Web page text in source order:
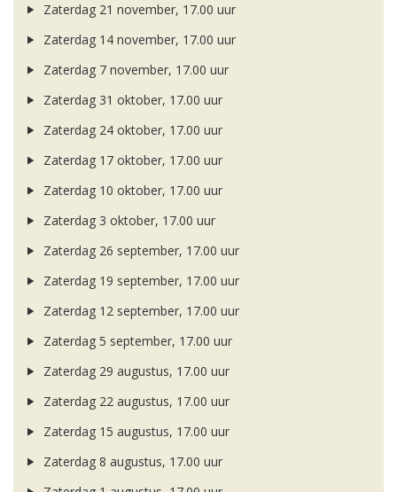
Zaterdag 21 november, 17.00 uur
Zaterdag 14 november, 17.00 uur
Zaterdag 7 november, 17.00 uur
Zaterdag 31 oktober, 17.00 uur
Zaterdag 24 oktober, 17.00 uur
Zaterdag 17 oktober, 17.00 uur
Zaterdag 10 oktober, 17.00 uur
Zaterdag 3 oktober, 17.00 uur
Zaterdag 26 september, 17.00 uur
Zaterdag 19 september, 17.00 uur
Zaterdag 12 september, 17.00 uur
Zaterdag 5 september, 17.00 uur
Zaterdag 29 augustus, 17.00 uur
Zaterdag 22 augustus, 17.00 uur
Zaterdag 15 augustus, 17.00 uur
Zaterdag 8 augustus, 17.00 uur